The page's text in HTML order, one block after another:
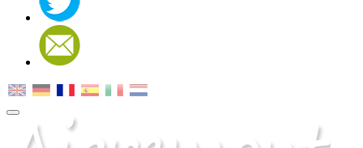
MENU
PRINCIPAL